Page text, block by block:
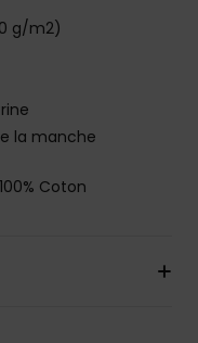
g/m2)
la manche
Coton